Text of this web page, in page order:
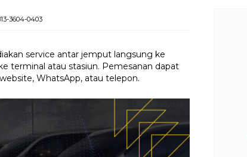
3604-0403
service antar jemput langsung ke
terminal atau stasiun. Pemesanan dapat
WhatsApp, atau telepon.
Travel Surabaya Jepara